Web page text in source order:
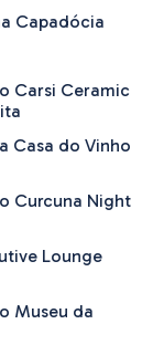
Capadócia
Carsi Ceramic
Casa do Vinho
Curcuna Night
Lounge
Museu da